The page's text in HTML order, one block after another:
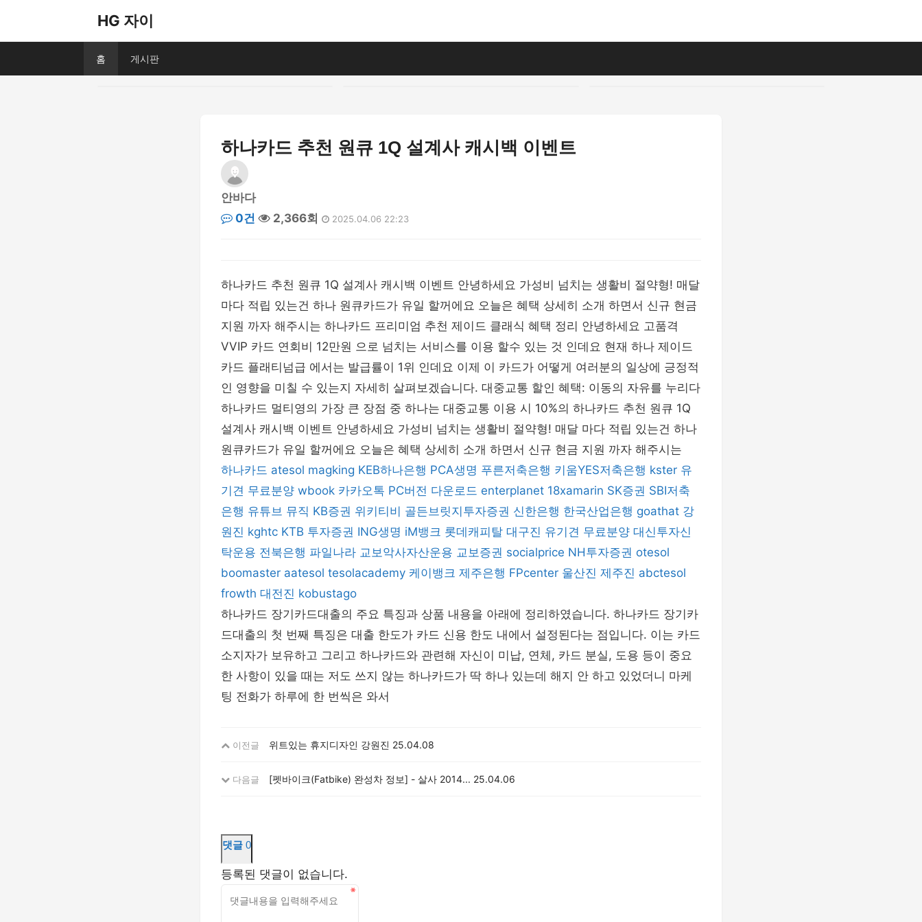
HG 자이
홈 게시판
하나카드 추천 원큐 1Q 설계사 캐시백 이벤트
안바다
0건
2,366회 2025.04.06 22:23
하나카드 추천 원큐 1Q 설계사 캐시백 이벤트 안녕하세요 가성비 넘치는 생활비 절약형! 매달
마다 적립 있는건 하나 원큐카드가 유일 할꺼에요 오늘은 혜택 상세히 소개 하면서 신규 현금
지원 까자 해주시는 하나카드 프리미엄 추천 제이드 클래식 혜택 정리 안녕하세요 고품격
VVIP 카드 연회비 12만원 으로 넘치는 서비스를 이용 할수 있는 것 인데요 현재 하나 제이드
카드 플래티넘급 에서는 발급률이 1위 인데요 이제 이 카드가 어떻게 여러분의 일상에 긍정적
인 영향을 미칠 수 있는지 자세히 살펴보겠습니다. 대중교통 할인 혜택: 이동의 자유를 누리다
하나카드 멀티영의 가장 큰 장점 중 하나는 대중교통 이용 시 10%의 하나카드 추천 원큐 1Q
설계사 캐시백 이벤트 안녕하세요 가성비 넘치는 생활비 절약형! 매달 마다 적립 있는건 하나
원큐카드가 유일 할꺼에요 오늘은 혜택 상세히 소개 하면서 신규 현금 지원 까자 해주시는
하나카드 atesol magking KEB하나은행 PCA생명 푸른저축은행 키움YES저축은행 kster 유
기견 무료분양 wbook 카카오톡 PC버전 다운로드 enterplanet 18xamarin SK증권 SBI저축
은행 유튜브 뮤직 KB증권 위키티비 골든브릿지투자증권 신한은행 한국산업은행 goathat 강
원진 kghtc KTB 투자증권 ING생명 iM뱅크 롯데캐피탈 대구진 유기견 무료분양 대신투자신
탁운용 전북은행 파일나라 교보악사자산운용 교보증권 socialprice NH투자증권 otesol
boomaster aatesol tesolacademy 케이뱅크 제주은행 FPcenter 울산진 제주진 abctesol
frowth 대전진 kobustago
하나카드 장기카드대출의 주요 특징과 상품 내용을 아래에 정리하였습니다. 하나카드 장기카
드대출의 첫 번째 특징은 대출 한도가 카드 신용 한도 내에서 설정된다는 점입니다. 이는 카드
소지자가 보유하고 그리고 하나카드와 관련해 자신이 미납, 연체, 카드 분실, 도용 등이 중요
한 사항이 있을 때는 저도 쓰지 않는 하나카드가 딱 하나 있는데 해지 안 하고 있었더니 마케
팅 전화가 하루에 한 번씩은 와서
이전글 위트있는 휴지디자인 강원진 25.04.08
다음글 [펫바이크(Fatbike) 완성차 정보] - 살사 2014... 25.04.06
댓글 0
등록된 댓글이 없습니다.